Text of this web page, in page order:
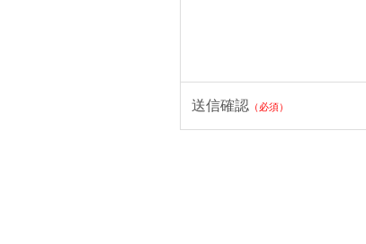
送信確認（必須）